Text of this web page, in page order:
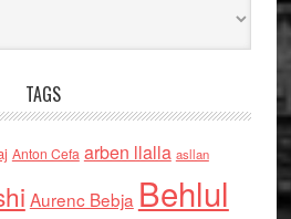
TAGS
Anton Cefa arben llalla asllan
Aurenc Bebja Behlul